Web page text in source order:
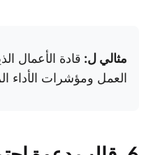
مثالي ل: قادة الأعمال
العمل ومؤشرات الأداء